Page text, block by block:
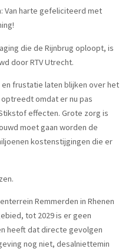
Van harte gefeliciteerd met
die de Rijnbrug oploopt, is
door RTV Utrecht.
frustatie laten blijken over het
omdat er nu pas
effecten. Grote zorg is
moet gaan worden de
kostenstijgingen die er
Remmerden in Rhenen
tot 2029 is er geen
heeft dat directe gevolgen
nog niet, desalniettemin